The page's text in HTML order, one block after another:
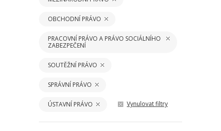
OBCHODNÍ PRÁVO
PRACOVNÍ PRÁVO A PRÁVO SOCIÁLNÍHO
ZABEZPEČENÍ
SOUTĚŽNÍ PRÁVO
SPRÁVNÍ PRÁVO
ÚSTAVNÍ PRÁVO Vynulovat filtry